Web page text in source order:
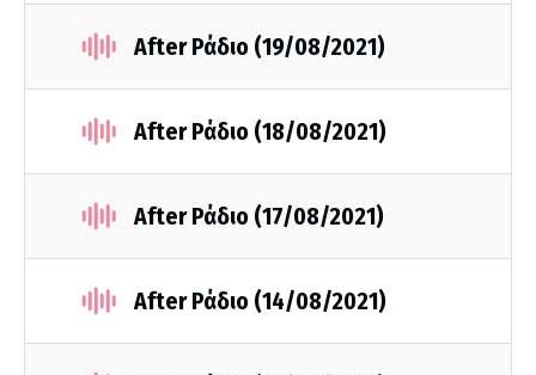
After Ράδιο (19/08/2021)
After Ράδιο (18/08/2021)
After Ράδιο (17/08/2021)
After Ράδιο (14/08/2021)